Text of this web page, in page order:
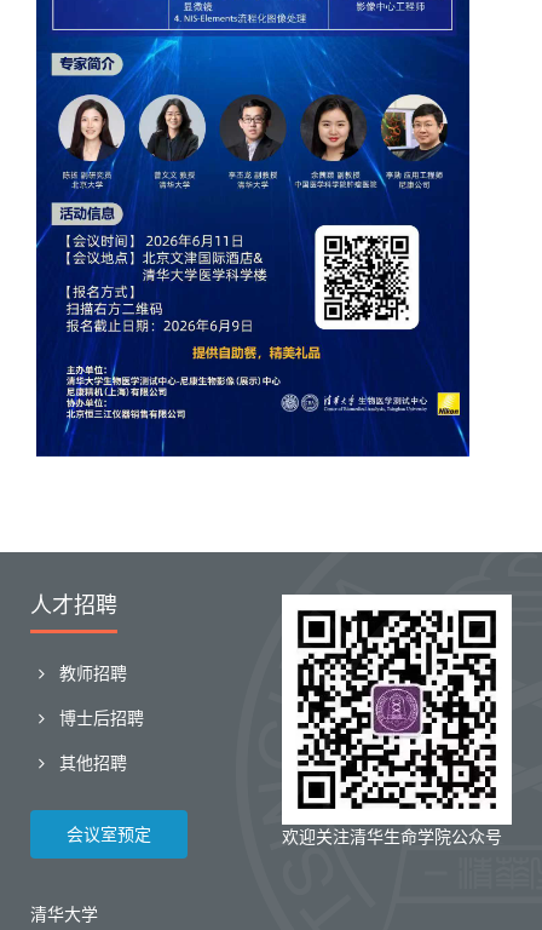
欢迎关注清华生命学院公众号
人才招聘
教师招聘
博士后招聘
其他招聘
会议室预定
清华大学